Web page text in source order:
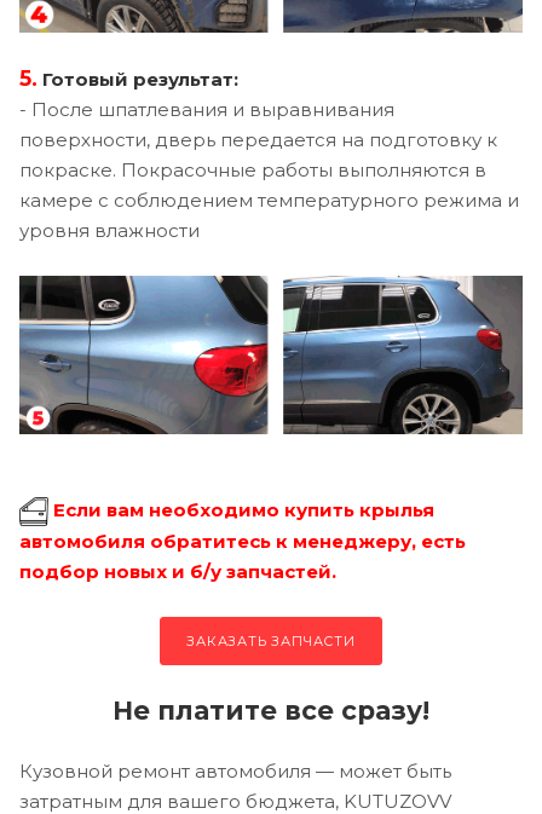
5. Готовый результат:
- После шпатлевания и выравнивания
поверхности, дверь передается на подготовку к
покраске. Покрасочные работы выполняются в
камере с соблюдением температурного режима и
уровня влажности
Если вам необходимо купить крылья
автомобиля обратитесь к менеджеру, есть
подбор новых и б/у запчастей.
ЗАКАЗАТЬ ЗАПЧАСТИ
Не платите все сразу!
Кузовной ремонт автомобиля — может быть
затратным для вашего бюджета, KUTUZOVV